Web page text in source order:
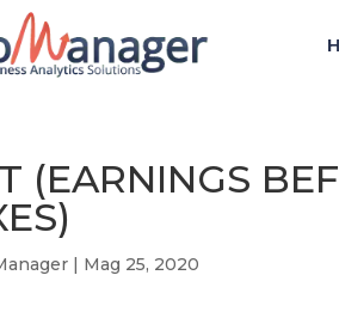
(EARNINGS
| Mag 25, 2020